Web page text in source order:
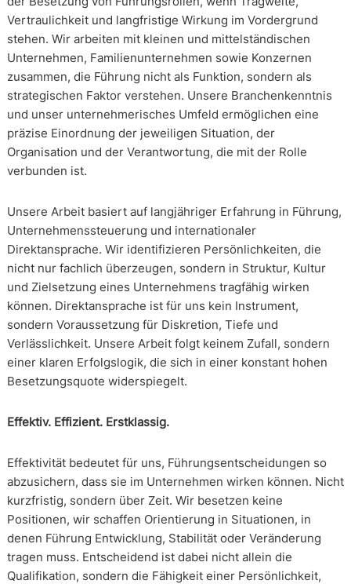
Vertraulichkeit und langfristige Wirkung im Vordergrund
stehen. Wir arbeiten mit kleinen und mittelständischen
Unternehmen, Familienunternehmen sowie Konzernen
zusammen, die Führung nicht als Funktion, sondern als
strategischen Faktor verstehen. Unsere Branchenkenntnis
und unser unternehmerisches Umfeld ermöglichen eine
präzise Einordnung der jeweiligen Situation, der
Organisation und der Verantwortung, die mit der Rolle
verbunden ist.
Unsere Arbeit basiert auf langjähriger Erfahrung in Führung,
Unternehmenssteuerung und internationaler
Direktansprache. Wir identifizieren Persönlichkeiten, die
nicht nur fachlich überzeugen, sondern in Struktur, Kultur
und Zielsetzung eines Unternehmens tragfähig wirken
können. Direktansprache ist für uns kein Instrument,
sondern Voraussetzung für Diskretion, Tiefe und
Verlässlichkeit. Unsere Arbeit folgt keinem Zufall, sondern
einer klaren Erfolgslogik, die sich in einer konstant hohen
Besetzungsquote widerspiegelt.
Effektiv. Effizient. Erstklassig.
Effektivität bedeutet für uns, Führungsentscheidungen so
abzusichern, dass sie im Unternehmen wirken können. Nicht
kurzfristig, sondern über Zeit. Wir besetzen keine
Positionen, wir schaffen Orientierung in Situationen, in
denen Führung Entwicklung, Stabilität oder Veränderung
tragen muss. Entscheidend ist dabei nicht allein die
Qualifikation, sondern die Fähigkeit einer Persönlichkeit,